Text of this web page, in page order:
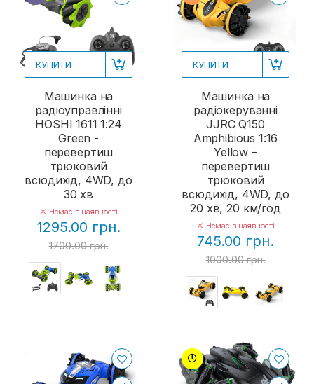
КУПИТИ
Машинка на
радіоуправлінні
HOSHI 1611 1:24
Green -
перевертиш
трюковий
всюдихід, 4WD, до
30 хв
Немає в наявності
1295.00 грн.
1700.00 грн.
КУПИТИ
Машинка на
радіокеруванні
JJRC Q150
Amphibious 1:16
Yellow –
перевертиш
трюковий
всюдихід, 4WD, до
20 хв, 20 км/год
Немає в наявності
745.00 грн.
1000.00 грн.